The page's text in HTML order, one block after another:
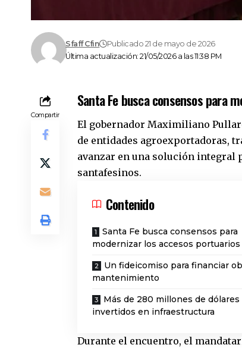
Última actualización: 21/05/2026 a las 11:38 PM
Sfaff Cfin Publicado 21 de mayo de 2026
Compartir
Santa Fe busca consensos para
El gobernador Maximiliano
de entidades agroexportadoras,
avanzar en una solución integral
santafesinos.
Contenido
Santa Fe busca consensos para
modernizar los accesos portuarios
Un fideicomiso para financiar
mantenimiento
Más de 280 millones de dólares
invertidos en infraestructura
Durante el encuentro, el